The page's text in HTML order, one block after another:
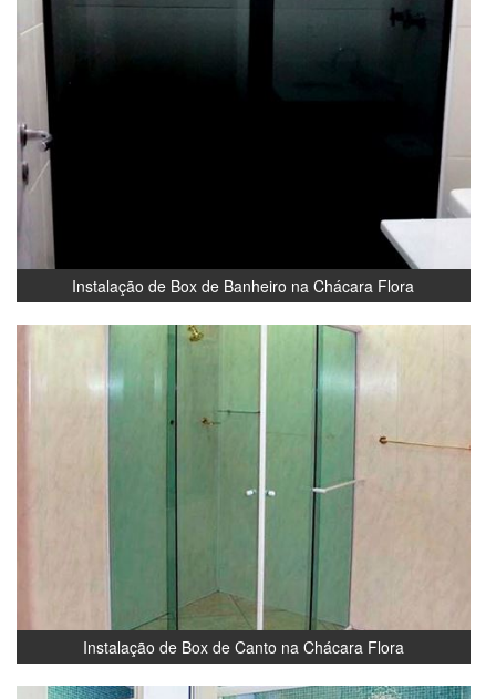
Instalação de Box de Banheiro na Chácara Flora
Instalação de Box de Canto na Chácara Flora